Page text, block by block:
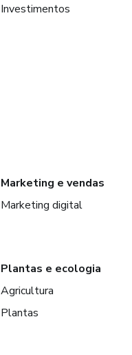
Investimentos
Marketing e vendas
Marketing digital
Plantas e ecologia
Agricultura
Plantas